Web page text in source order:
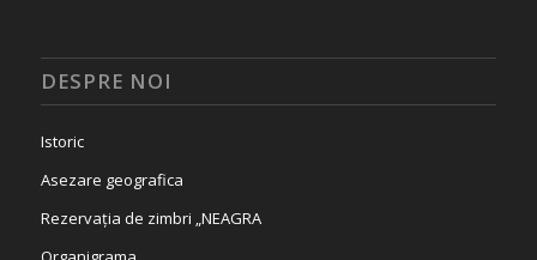
DESPRE NOI
Istoric
Asezare geografica
Rezervația de zimbri „NEAGRA